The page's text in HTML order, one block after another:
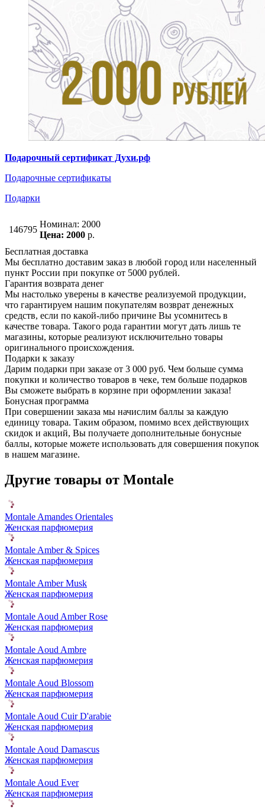
Подарочный сертификат Духи.рф
Подарочные сертификаты
Подарки
146795
Номинал: 2000
Цена: 2000 р.
Бесплатная доставка
Мы бесплатно доставим заказ в любой город или населенный
пункт России при покупке от 5000 рублей.
Гарантия возврата денег
Мы настолько уверены в качестве реализуемой продукции,
что гарантируем нашим покупателям возврат денежных
средств, если по какой-либо причине Вы усомнитесь в
качестве товара. Такого рода гарантии могут дать лишь те
магазины, которые реализуют исключительно товары
оригинального происхождения.
Подарки к заказу
Дарим подарки при заказе от 3 000 руб. Чем больше сумма
покупки и количество товаров в чеке, тем больше подарков
Вы сможете выбрать в корзине при оформлении заказа!
Бонусная программа
При совершении заказа мы начислим баллы за каждую
единицу товара. Таким образом, помимо всех действующих
скидок и акций, Вы получаете дополнительные бонусные
баллы, которые можете использовать для совершения покупок
в нашем магазине.
Другие товары от Montale
Montale Amandes Orientales
Женская парфюмерия
Montale Amber & Spices
Женская парфюмерия
Montale Amber Musk
Женская парфюмерия
Montale Aoud Amber Rose
Женская парфюмерия
Montale Aoud Ambre
Женская парфюмерия
Montale Aoud Blossom
Женская парфюмерия
Montale Aoud Cuir D'arabie
Женская парфюмерия
Montale Aoud Damascus
Женская парфюмерия
Montale Aoud Ever
Женская парфюмерия